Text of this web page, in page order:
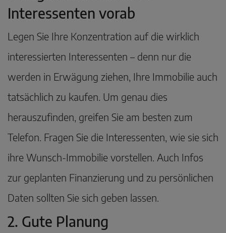
Interessenten vorab
Legen Sie Ihre Konzentration auf die wirklich
interessierten Interessenten – denn nur die
werden in Erwägung ziehen, Ihre Immobilie auch
tatsächlich zu kaufen. Um genau dies
herauszufinden, greifen Sie am besten zum
Telefon. Fragen Sie die Interessenten, wie sie sich
ihre Wunsch-Immobilie vorstellen. Auch Infos
zur geplanten Finanzierung und zu persönlichen
Daten sollten Sie sich geben lassen.
2. Gute Planung